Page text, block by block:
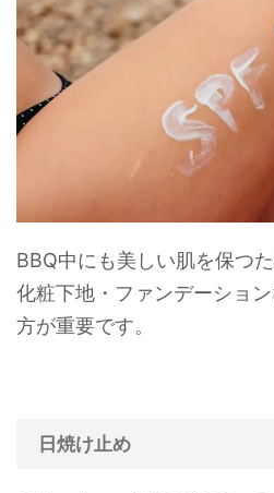
BBQ中にも美しい肌を保つ
化粧下地・ファンデーショ
方が重要です。
日焼け止め